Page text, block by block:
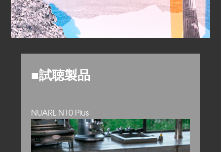
■試聴製品
NUARL N10 Plus